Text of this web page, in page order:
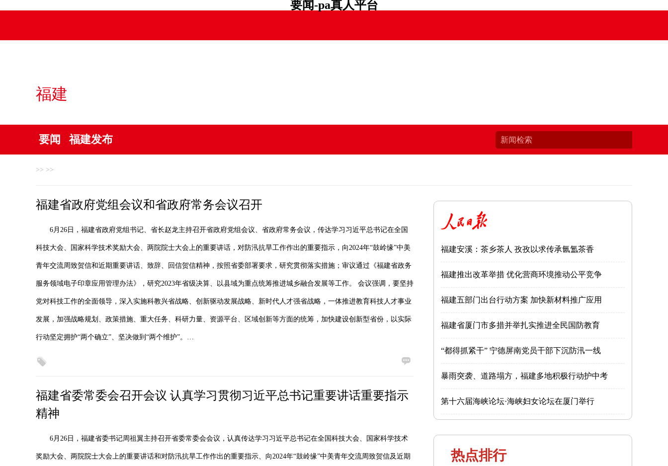
要闻-pa真人平台
福建
要闻 福建发布
>> >>
福建省政府党组会议和省政府常务会议召开
6月26日，福建省政府党组书记、省长赵龙主持召开省政府党组会议、省政府常务会议，传达学习习近平总书记在全国
科技大会、国家科学技术奖励大会、两院院士大会上的重要讲话，对防汛抗旱工作作出的重要指示，向2024年“鼓岭缘”中美
青年交流周致贺信和近期重要讲话、致辞、回信贺信精神，按照省委部署要求，研究贯彻落实措施；审议通过《福建省政务
服务领域电子印章应用管理办法》，研究2023年省级决算、以县域为重点统筹推进城乡融合发展等工作。 会议强调，要坚持
党对科技工作的全面领导，深入实施科教兴省战略、创新驱动发展战略、新时代人才强省战略，一体推进教育科技人才事业
发展，加强战略规划、政策措施、重大任务、科研力量、资源平台、区域创新等方面的统筹，加快建设创新型省份，以实际
行动坚定拥护“两个确立”、坚决做到“两个维护”。…
福建省委常委会召开会议 认真学习贯彻习近平总书记重要讲话重要指示
精神
6月26日，福建省委书记周祖翼主持召开省委常委会会议，认真传达学习习近平总书记在全国科技大会、国家科学技术
奖励大会、两院院士大会上的重要讲话和对防汛抗旱工作作出的重要指示、向2024年“鼓岭缘”中美青年交流周致贺信及近期
福建安溪：茶乡茶人 孜孜以求传承氤氲茶香
福建推出改革举措 优化营商环境推动公平竞争
福建五部门出台行动方案 加快新材料推广应用
福建省厦门市多措并举扎实推进全民国防教育
“都得抓紧干” 宁德屏南党员干部下沉防汛一线
暴雨突袭、道路塌方，福建多地积极行动护中考
第十六届海峡论坛·海峡妇女论坛在厦门举行
热点排行